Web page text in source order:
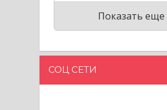
Показать еще
СОЦ СЕТИ